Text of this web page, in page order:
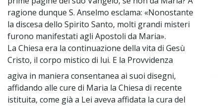
ragione dunque S. Anselmo esclama: «Nonostante
la discesa dello Spirito Santo, molti grandi misteri
furono manifestati agli Apostoli da Maria».
La Chiesa era la continuazione della vita di Gesù
Cristo, il corpo mistico di lui. E la Provvidenza
agiva in maniera consentanea ai suoi disegni,
affidando alle cure di Maria la Chiesa di recente
istituita, come già a Lei aveva affidata la cura del